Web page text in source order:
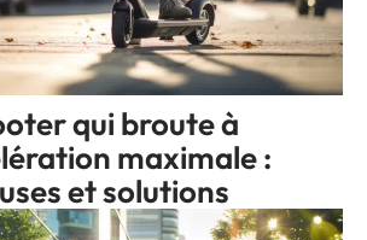
qui broute à
maximale :
et solutions